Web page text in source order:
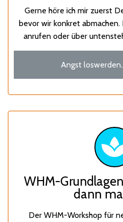
Gerne höre ich mir zuerst
bevor wir konkret
anrufen oder über
Angst
WHM-
dann
Der WHM-Workshop für